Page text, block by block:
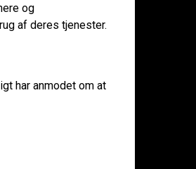
og
af deres tjenester.
har anmodet om at